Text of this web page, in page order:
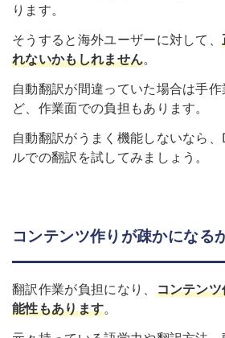
ります。
そうすると海外ユーザーに対して、
れないかもしれません。
自動翻訳が間違っていた場合は手
ど、作業面での負担もあります。
自動翻訳がうまく機能しないなら
ルでの翻訳を試してみましょう。
コンテンツ作りが疎かになる
翻訳作業が負担になり、 コンテン
能性もあります。